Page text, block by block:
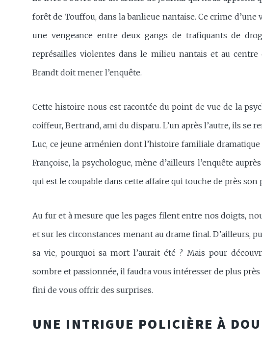
forêt de Touffou, dans la banlieue nantaise. Ce crime
une vengeance entre deux gangs de trafiquants de
représailles violentes dans le milieu nantais et au centre
Brandt doit mener l’enquête.
Cette histoire nous est racontée du point de vue de la
coiffeur, Bertrand, ami du disparu. L’un après l’autre, ils se
Luc, ce jeune arménien dont l’histoire familiale
Françoise, la psychologue, mène d’ailleurs l’enquête
qui est le coupable dans cette affaire qui touche de près son
Au fur et à mesure que les pages filent entre nos doigts,
et sur les circonstances menant au drame final. D’ailleurs,
sa vie, pourquoi sa mort l’aurait été ? Mais pour
sombre et passionnée, il faudra vous intéresser de plus près
fini de vous offrir des surprises.
UNE INTRIGUE POLICIÈRE À